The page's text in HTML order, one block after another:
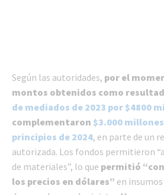
Según las autoridades, por el
montos obtenidos como
de mediados de 2023 por $4800
complementaron $3.000
principios de 2024, en parte de un
autorizada. Los fondos permitieron
de materiales”, lo que permitió
los precios en dólares” en